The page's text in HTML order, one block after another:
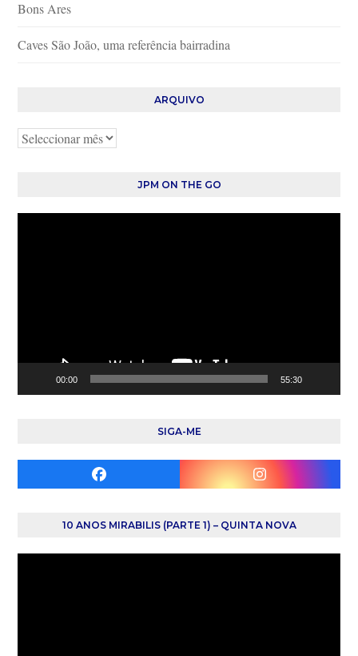
Bons Ares
Caves São João, uma referência bairradina
ARQUIVO
Arquivo
JPM ON THE GO
00:00 55:30
SIGA-ME
Facebook Instagram
10 ANOS MIRABILIS (PARTE 1) – QUINTA NOVA